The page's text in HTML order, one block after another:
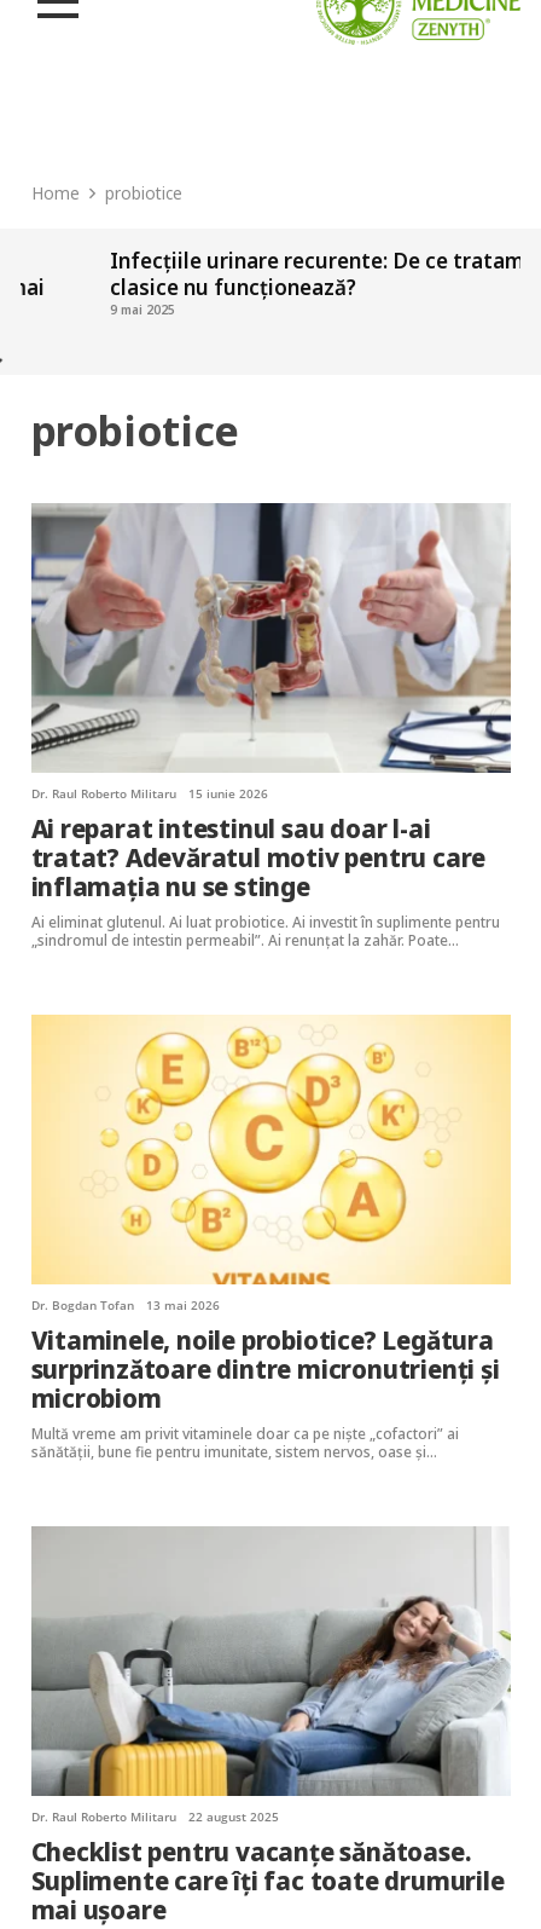
Home probiotice
urinare recurente: De ce tratamentele
funcționează?
Cauzele
probiotice
Dr. Raul Roberto Militaru 15 iunie 2026
Ai reparat intestinul sau doar l-ai
tratat? Adevăratul motiv pentru care
inflamația nu se stinge
Ai eliminat glutenul. Ai luat probiotice. Ai investit în suplimente pentru
„sindromul de intestin permeabil”. Ai renunțat la zahăr. Poate…
Dr. Bogdan Tofan 13 mai 2026
Vitaminele, noile probiotice? Legătura
surprinzătoare dintre micronutrienți și
microbiom
Multă vreme am privit vitaminele doar ca pe niște „cofactori” ai
sănătății, bune fie pentru imunitate, sistem nervos, oase şi…
Dr. Raul Roberto Militaru 22 august 2025
Checklist pentru vacanțe sănătoase.
Suplimente care îți fac toate drumurile
mai ușoare